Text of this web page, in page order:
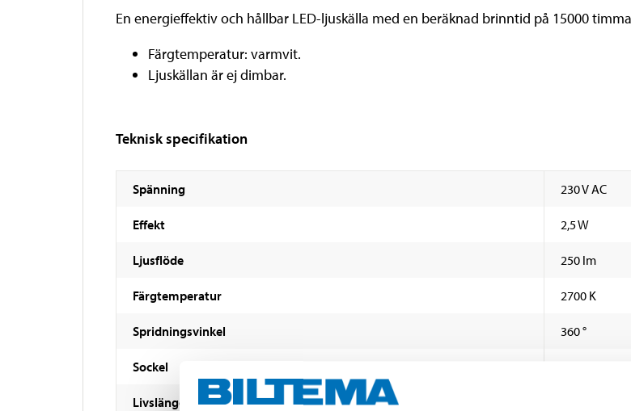
En energieffektiv och hållbar LED-ljuskälla med en beräknad brinntid på 15000
Färgtemperatur: varmvit.
Ljuskällan är ej dimbar.
Teknisk specifikation
Spänning 230 V AC
Effekt 2,5 W
Ljusflöde 250 lm
Färgtemperatur 2700 K
Spridningsvinkel 360 °
Sockel
Livslängd